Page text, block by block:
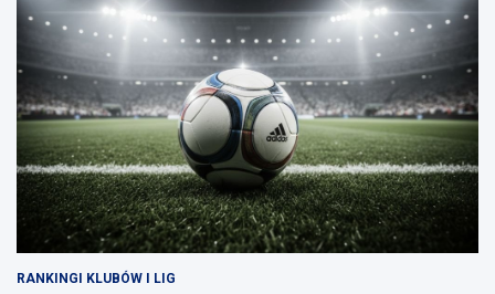
RANKINGI KLUBÓW I LIG